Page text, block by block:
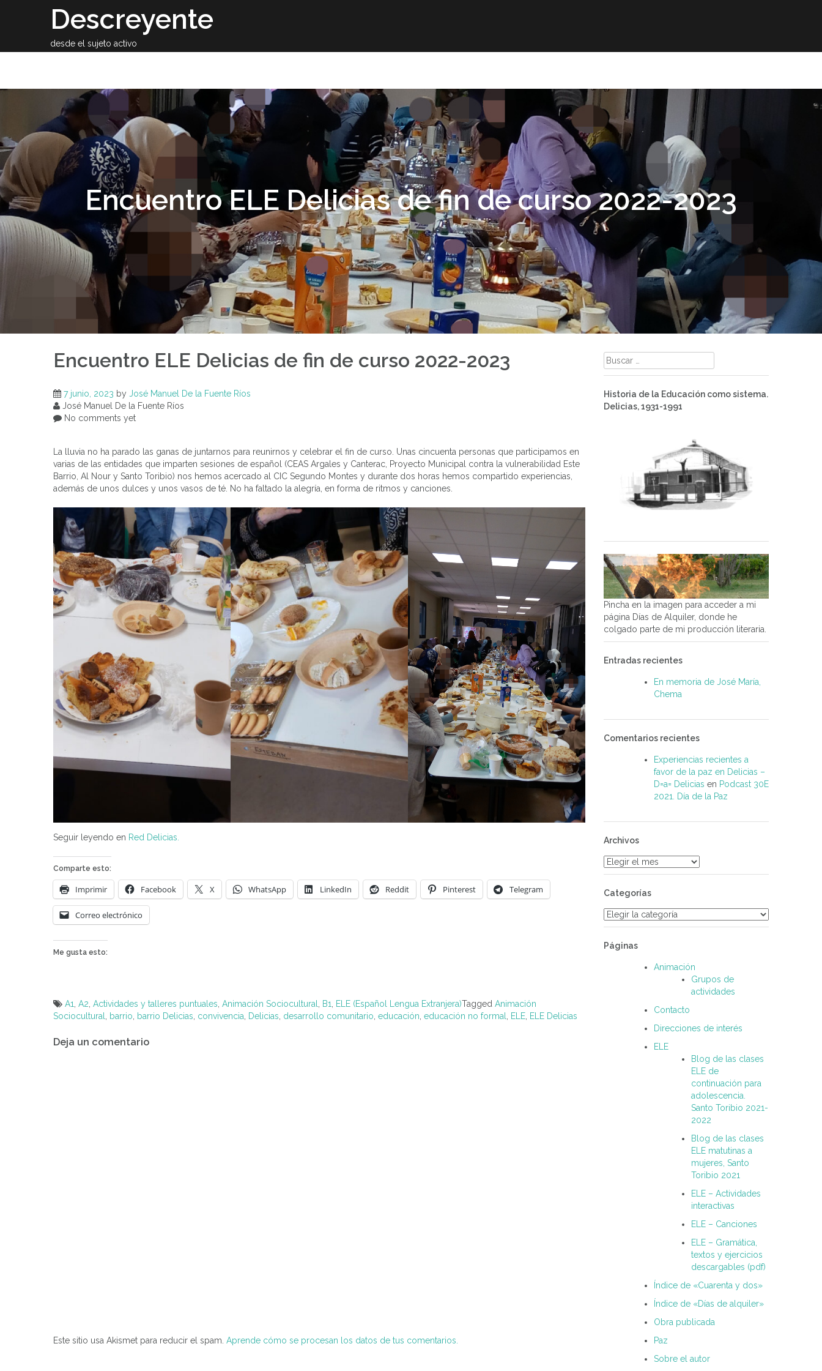
Descreyente
desde el sujeto activo
Encuentro ELE Delicias de fin de curso 2022-2023
Encuentro ELE Delicias de fin de curso 2022-2023
7 junio, 2023 by José Manuel De la Fuente Ríos
José Manuel De la Fuente Ríos
No comments yet
La lluvia no ha parado las ganas de juntarnos para reunirnos y celebrar el fin de curso. Unas cincuenta personas que participamos en
varias de las entidades que imparten sesiones de español (CEAS Argales y Canterac, Proyecto Municipal contra la vulnerabilidad Este
Barrio, Al Nour y Santo Toribio) nos hemos acercado al CIC Segundo Montes y durante dos horas hemos compartido experiencias,
además de unos dulces y unos vasos de té. No ha faltado la alegría, en forma de ritmos y canciones.
Seguir leyendo en Red Delicias.
Comparte esto:
Imprimir Facebook X WhatsApp LinkedIn Reddit Pinterest Telegram
Correo electrónico
Me gusta esto:
A1, A2, Actividades y talleres puntuales, Animación Sociocultural, B1, ELE (Español Lengua Extranjera)Tagged Animación
Sociocultural, barrio, barrio Delicias, convivencia, Delicias, desarrollo comunitario, educación, educación no formal, ELE, ELE Delicias
de
Deja un comentario
Este sitio usa Akismet para reducir el spam. Aprende cómo se procesan los datos de tus comentarios.
Buscar:
Historia de la Educación como sistema.
Delicias, 1931-1991
Pincha en la imagen para acceder a mi
página Días de Alquiler, donde he
colgado parte de mi producción literaria.
Entradas recientes
En memoria de José María,
Chema
Comentarios recientes
Experiencias recientes a
favor de la paz en Delicias –
D=a= Delicias en Podcast 30E
2021. Día de la Paz
Archivos
Archivos
Categorías
Categorías
Páginas
Animación
Grupos de
actividades
Contacto
Direcciones de interés
ELE
Blog de las clases
ELE de
continuación para
adolescencia.
Santo Toribio 2021-
2022
Blog de las clases
ELE matutinas a
mujeres, Santo
Toribio 2021
ELE – Actividades
interactivas
ELE – Canciones
ELE – Gramática,
textos y ejercicios
descargables (pdf)
Índice de «Cuarenta y dos»
Índice de «Días de alquiler»
Obra publicada
Paz
Sobre el autor